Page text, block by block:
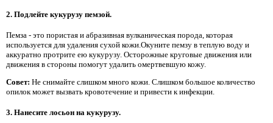
2. Подлейте кукурузу пемзой.
Пемза - это пористая и абразивная вулканическая порода, которая
используется для удаления сухой кожи.Окуните пемзу в теплую воду и
аккуратно протрите ею кукурузу. Осторожные круговые движения или
движения в стороны помогут удалить омертвевшую кожу.
Совет: Не снимайте слишком много кожи. Слишком большое количество
опилок может вызвать кровотечение и привести к инфекции.
3. Нанесите лосьон на кукурузу.